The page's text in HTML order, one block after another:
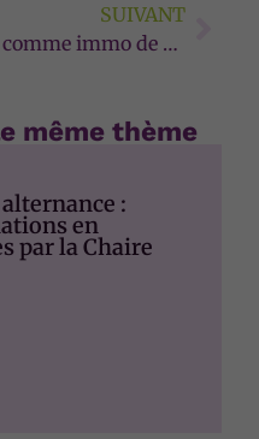
SUIVANT
I comme immo de décembre 2024
même thème
:
en
par la Chaire
Nécessaire
Ces cookies ne
sont
nécessaires au